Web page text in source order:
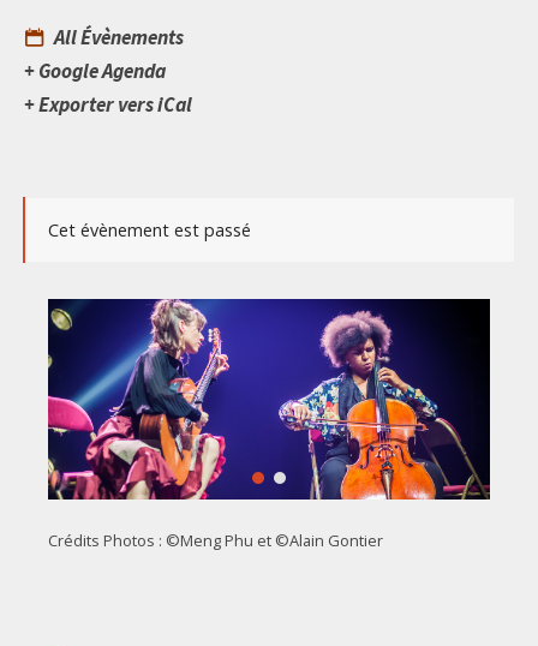
All Évènements
+ Google Agenda
+ Exporter vers iCal
Cet évènement est passé
Crédits Photos : ©Meng Phu et ©Alain Gontier